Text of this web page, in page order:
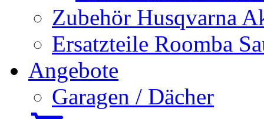
Zubehör Husqvarna
Ersatzteile Roomba
Angebote
Garagen / Dächer